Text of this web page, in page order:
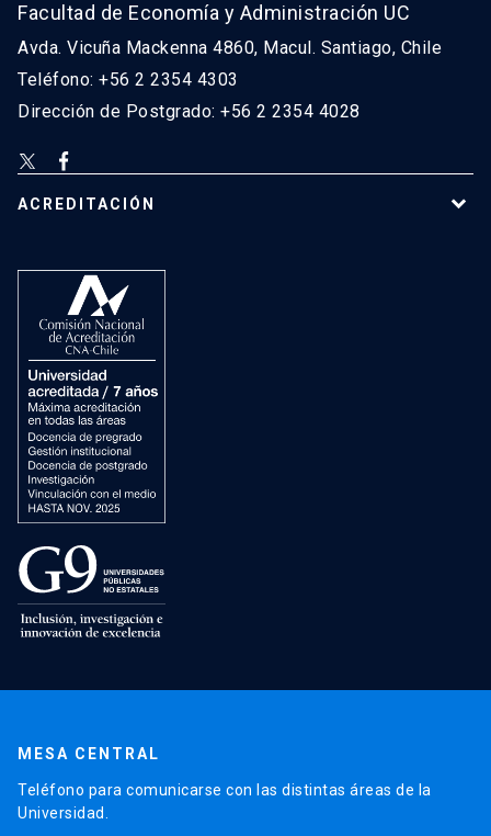
Facultad de Economía y Administración UC
Avda. Vicuña Mackenna 4860, Macul. Santiago, Chile
Teléfono: +56 2 2354 4303
Dirección de Postgrado: +56 2 2354 4028
ACREDITACIÓN
MESA CENTRAL
Teléfono para comunicarse con las distintas áreas de la
Universidad.